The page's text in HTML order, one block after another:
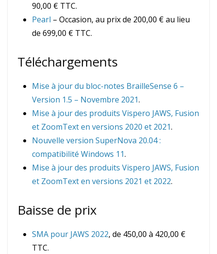
90,00 € TTC.
Pearl – Occasion, au prix de 200,00 € au lieu
de 699,00 € TTC.
Téléchargements
Mise à jour du bloc-notes BrailleSense 6 –
Version 1.5 – Novembre 2021.
Mise à jour des produits Vispero JAWS, Fusion
et ZoomText en versions 2020 et 2021.
Nouvelle version SuperNova 20.04 :
compatibilité Windows 11.
Mise à jour des produits Vispero JAWS, Fusion
et ZoomText en versions 2021 et 2022.
Baisse de prix
SMA pour JAWS 2022, de 450,00 à 420,00 €
TTC.